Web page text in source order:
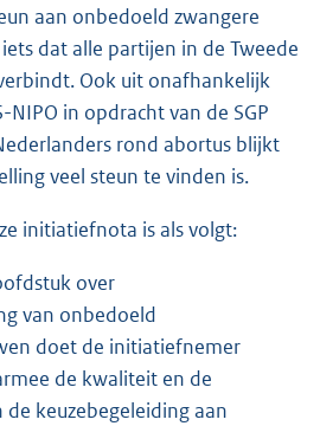
aan onbedoeld zwangere
dat alle partijen in de Tweede
Ook uit onafhankelijk
NIPO in opdracht van de SGP
rond abortus blijkt
veel steun te vinden is.
initiatiefnota is als volgt:
over
van onbedoeld
doet de initiatiefnemer
de kwaliteit en de
keuzebegeleiding aan